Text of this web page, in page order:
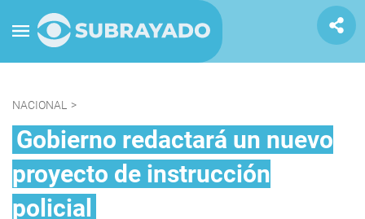
NACIONAL >
Gobierno redactará un nuevo
proyecto de instrucción
policial